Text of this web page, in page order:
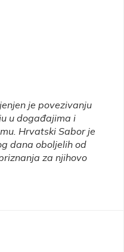
je povezivanju
u događajima i
Hrvatski Sabor je
dana oboljelih od
za njihovo